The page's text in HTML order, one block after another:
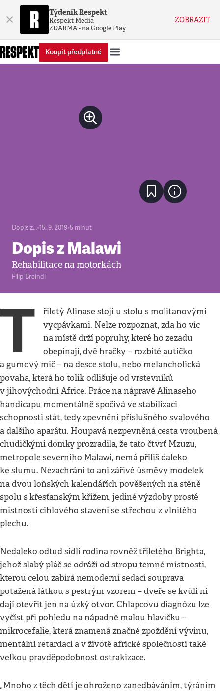
× Týdeník Respekt
Respekt Media
ZDARMA - na Google Play
ZOBRAZIT
Koupit předplatné
Dopis z…•15. 9. 2019•5 minut
Dopis z Malawi
Rehabilitace na motorkách
Filip Breindl
T
říletý Alinase stojí u stolu s molitanovými
vycpávkami. Nelze rozpoznat, zda ho víc
na místě drží popruhy, které ho zezadu
obepínají, dvě hračky – rozbité autíčko
a gumový míč – na desce stolu, nebo melancholická
povaha, která ho tolik odlišuje od vrstevníků
v jihovýchodní Africe. Práce na nápravě Alinaseho
handicapu momentálně spočívá ve stabilizaci
schopnosti stát, tedy zpevnění příslušného svalového
a dalšího aparátu. Houpavá nezpevněná cesta vroubená
chudičkými domky prozradila, že tato čtvrť Mzuzu,
metropole severního Malawi, nemá příliš daleko
ke slumu. Nezachrání to ani zářivé úsměvy modelek
na dvou loňských kalendářích pověšených na stěně
spolu s křesťanským křížem, jediné výzdoby prosté
místnosti cihlového stavení se střechou z vlnitého
plechu.
Nedaleko odtud sídlí rodina rovněž tříletého Brighta,
jehož slabý pláč se odráží od stropu temné místnosti,
kterou celou zabírá nemoderní sedací souprava
potažená látkou s pestrým vzorem – dveře se kvůli ní
dají otevřít jen na úzký otvor. Chlapcovu diagnózu lze
vyčíst při pohledu na nápadně malou hlavičku –
mikrocefalie, která znamená značné zpoždění vývinu,
mentální retardaci a v životě africké společnosti také
velkou pravděpodobnost ostrakizace.
„Mnoho z těch dětí je ohroženo zanedbáváním, týráním